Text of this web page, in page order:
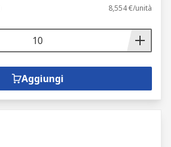
8,554 €/unità
Aggiungi